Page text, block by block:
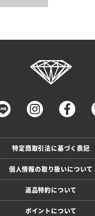
特定商取引法に基づく表記
個人情報の取り扱いについて
返品特約について
ポイントについて